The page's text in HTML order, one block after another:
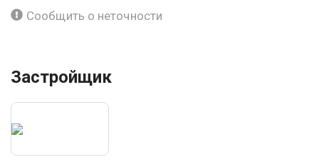
Сообщить о неточности
Застройщик